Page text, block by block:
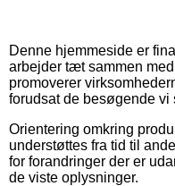
Denne hjemmeside er
arbejder tæt sammen
promoverer
forudsat de besøgende
Orientering omkring
understøttes fra tid til
for forandringer der er
de viste oplysninger.